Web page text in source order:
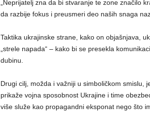
„Neprijatelj zna da bi stvaranje te zone značilo
da razbije fokus i preusmeri deo naših snaga
Taktika ukrajinske strane, kako on objašnjava,
„strele napada“ – kako bi se presekla
dubinu.
Drugi cilj, možda i važniji u simboličkom smislu,
prikaže vojna sposobnost Ukrajine i time
više služe kao propagandni eksponat nego što